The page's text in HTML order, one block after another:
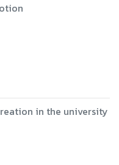
in the university